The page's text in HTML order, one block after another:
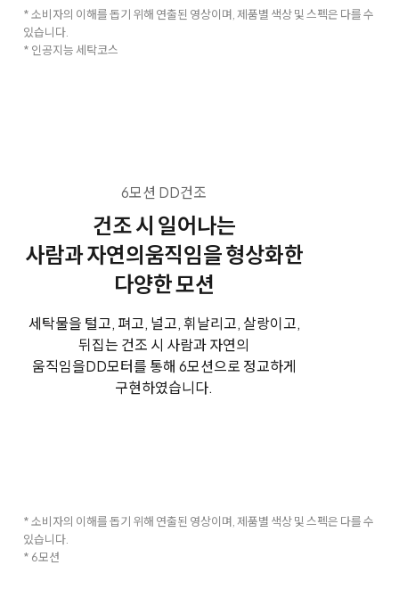
* 소비자의 이해를 돕기 위해 연출된 영상이며, 제품별 색상 및 스펙은 다를 수
있습니다.
* 인공지능 세탁코스
6모션 DD건조
건조 시 일어나는
사람과 자연의움직임을 형상화한
다양한 모션
세탁물을 털고, 펴고, 널고, 휘날리고, 살랑이고,
뒤집는 건조 시 사람과 자연의
움직임을DD모터를 통해 6모션으로 정교하게
구현하였습니다.
* 소비자의 이해를 돕기 위해 연출된 영상이며, 제품별 색상 및 스펙은 다를 수
있습니다.
* 6모션